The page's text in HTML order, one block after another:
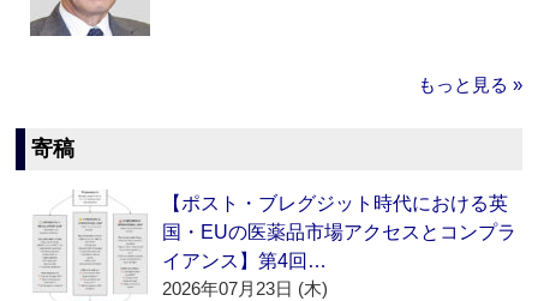
もっと見る »
寄稿
【ポスト・ブレグジット時代における英
国・EUの医薬品市場アクセスとコンプラ
イアンス】第4回…
2026年07月23日 (木)